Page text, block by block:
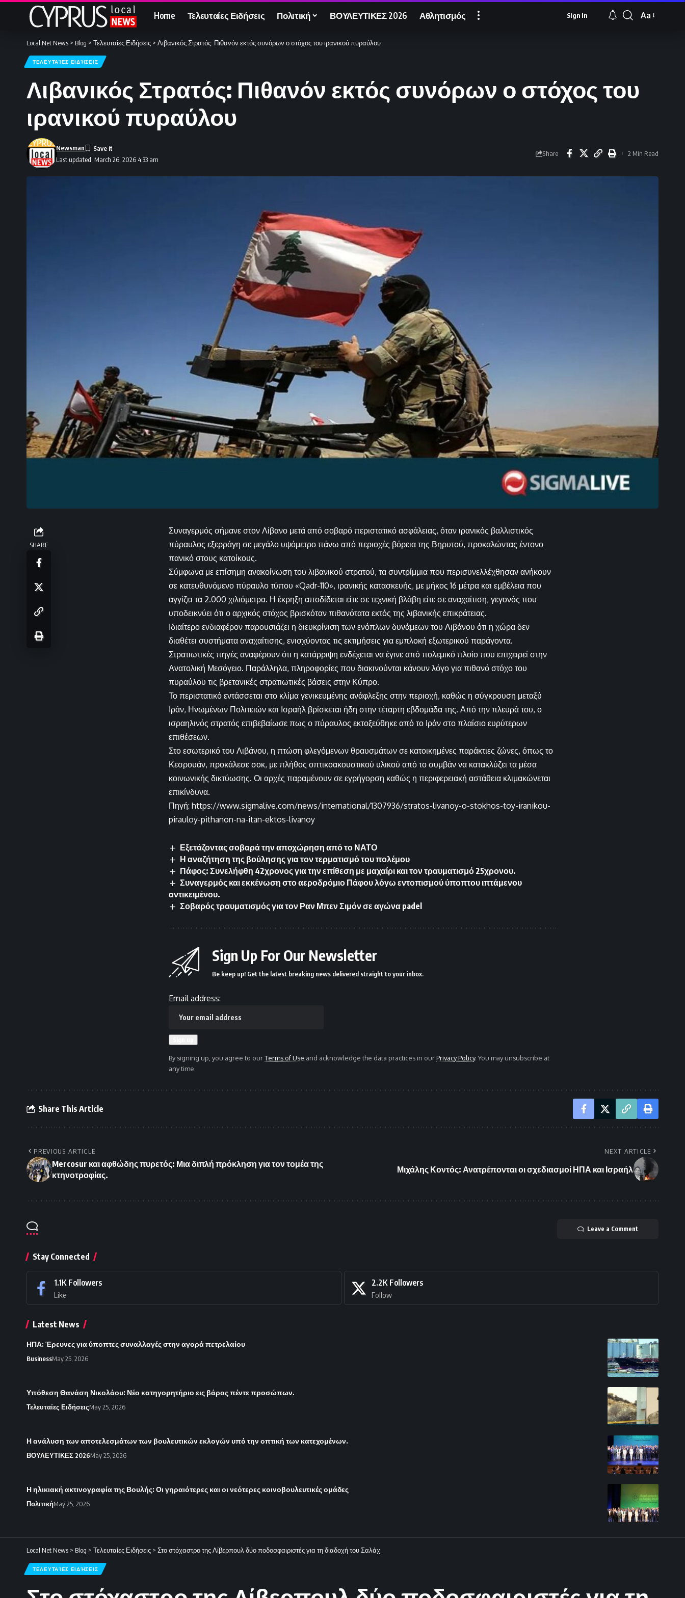
Home Τελευταίες Ειδήσεις Πολιτική ΒΟΥΛΕΥΤΙΚΕΣ 2026 Αθλητισμός Sign In
Font
Aa
Local Net News > Blog > Τελευταίες Ειδήσεις > Λιβανικός Στρατός: Πιθανόν εκτός συνόρων ο στόχος του ιρανικού πυραύλου
ΤΕΛΕΥΤΑΊΕΣ ΕΙΔΉΣΕΙΣ
Λιβανικός Στρατός: Πιθανόν εκτός συνόρων ο στόχος του
ιρανικού πυραύλου
Last updated: March 26, 2026 4:33 am
Newsman
Share 2 Min Read
SHARE
Συναγερμός σήμανε στον Λίβανο μετά από σοβαρό περιστατικό ασφάλειας, όταν ιρανικός βαλλιστικός
πύραυλος εξερράγη σε μεγάλο υψόμετρο πάνω από περιοχές βόρεια της Βηρυτού, προκαλώντας έντονο
πανικό στους κατοίκους.
Σύμφωνα με επίσημη ανακοίνωση του λιβανικού στρατού, τα συντρίμμια που περισυνελλέχθησαν ανήκουν
σε κατευθυνόμενο πύραυλο τύπου «Qadr-110», ιρανικής κατασκευής, με μήκος 16 μέτρα και εμβέλεια που
αγγίζει τα 2.000 χιλιόμετρα. Η έκρηξη αποδίδεται είτε σε τεχνική βλάβη είτε σε αναχαίτιση, γεγονός που
υποδεικνύει ότι ο αρχικός στόχος βρισκόταν πιθανότατα εκτός της λιβανικής επικράτειας.
Ιδιαίτερο ενδιαφέρον παρουσιάζει η διευκρίνιση των ενόπλων δυνάμεων του Λιβάνου ότι η χώρα δεν
διαθέτει συστήματα αναχαίτισης, ενισχύοντας τις εκτιμήσεις για εμπλοκή εξωτερικού παράγοντα.
Στρατιωτικές πηγές αναφέρουν ότι η κατάρριψη ενδέχεται να έγινε από πολεμικό πλοίο που επιχειρεί στην
Ανατολική Μεσόγειο. Παράλληλα, πληροφορίες που διακινούνται κάνουν λόγο για πιθανό στόχο του
πυραύλου τις βρετανικές στρατιωτικές βάσεις στην Κύπρο.
Το περιστατικό εντάσσεται στο κλίμα γενικευμένης ανάφλεξης στην περιοχή, καθώς η σύγκρουση μεταξύ
Ιράν, Ηνωμένων Πολιτειών και Ισραήλ βρίσκεται ήδη στην τέταρτη εβδομάδα της. Από την πλευρά του, ο
ισραηλινός στρατός επιβεβαίωσε πως ο πύραυλος εκτοξεύθηκε από το Ιράν στο πλαίσιο ευρύτερων
επιθέσεων.
Στο εσωτερικό του Λιβάνου, η πτώση φλεγόμενων θραυσμάτων σε κατοικημένες παράκτιες ζώνες, όπως το
Κεσρουάν, προκάλεσε σοκ, με πλήθος οπτικοακουστικού υλικού από το συμβάν να κατακλύζει τα μέσα
κοινωνικής δικτύωσης. Οι αρχές παραμένουν σε εγρήγορση καθώς η περιφερειακή αστάθεια κλιμακώνεται
επικίνδυνα.
Πηγή: https://www.sigmalive.com/news/international/1307936/stratos-livanoy-o-stokhos-toy-iranikou-
pirauloy-pithanon-na-itan-ektos-livanoy
Εξετάζοντας σοβαρά την αποχώρηση από το ΝΑΤΟ
Η αναζήτηση της βούλησης για τον τερματισμό του πολέμου
Πάφος: Συνελήφθη 42χρονος για την επίθεση με μαχαίρι και τον τραυματισμό 25χρονου.
Συναγερμός και εκκένωση στο αεροδρόμιο Πάφου λόγω εντοπισμού ύποπτου ιπτάμενου
αντικειμένου.
Σοβαρός τραυματισμός για τον Ραν Μπεν Σιμόν σε αγώνα padel
Sign Up For Our Newsletter
Be keep up! Get the latest breaking news delivered straight to your inbox.
Email address:
By signing up, you agree to ourTerms of Use and acknowledge the data practices in ourPrivacy Policy. You may unsubscribe at
any time.
Share This Article
PREVIOUS ARTICLE
Mercosur και αφθώδης πυρετός: Μια διπλή πρόκληση για τον τομέα της
κτηνοτροφίας.
NEXT ARTICLE
Μιχάλης Κοντός: Ανατρέπονται οι σχεδιασμοί ΗΠΑ και Ισραήλ
Leave a Comment
Stay Connected
1.1K Followers
Like
2.2K Followers
Follow
Latest News
ΗΠΑ: Έρευνες για ύποπτες συναλλαγές στην αγορά πετρελαίου
BusinessMay 25, 2026
Υπόθεση Θανάση Νικολάου: Νέο κατηγορητήριο εις βάρος πέντε προσώπων.
Τελευταίες ΕιδήσειςMay 25, 2026
Η ανάλυση των αποτελεσμάτων των βουλευτικών εκλογών υπό την οπτική των κατεχομένων.
ΒΟΥΛΕΥΤΙΚΕΣ 2026May 25, 2026
Η ηλικιακή ακτινογραφία της Βουλής: Οι γηραιότερες και οι νεότερες κοινοβουλευτικές ομάδες
ΠολιτικήMay 25, 2026
Local Net News > Blog > Τελευταίες Ειδήσεις > Στο στόχαστρο της Λίβερπουλ δύο ποδοσφαιριστές για τη διαδοχή του Σαλάχ
ΤΕΛΕΥΤΑΊΕΣ ΕΙΔΉΣΕΙΣ